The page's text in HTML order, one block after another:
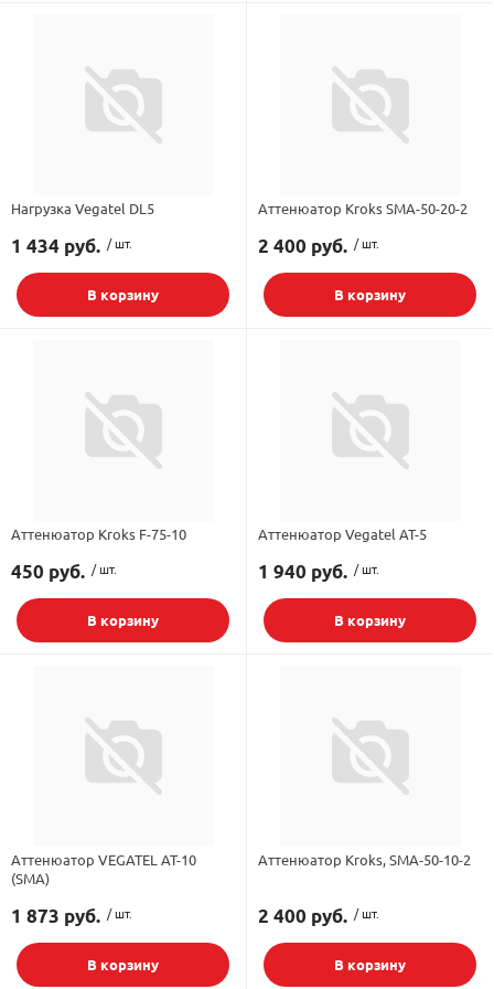
Нагрузка Vegatel DL5
1 434 руб. / шт.
В корзину
Аттенюатор Kroks SMA-50-20-2
2 400 руб. / шт.
В корзину
Аттенюатор Kroks F-75-10
450 руб. / шт.
В корзину
Аттенюатор Vegatel AT-5
1 940 руб. / шт.
В корзину
Аттенюатор VEGATEL AT-10
(SMA)
1 873 руб. / шт.
В корзину
Аттенюатор Kroks, SMA-50-10-2
2 400 руб. / шт.
В корзину